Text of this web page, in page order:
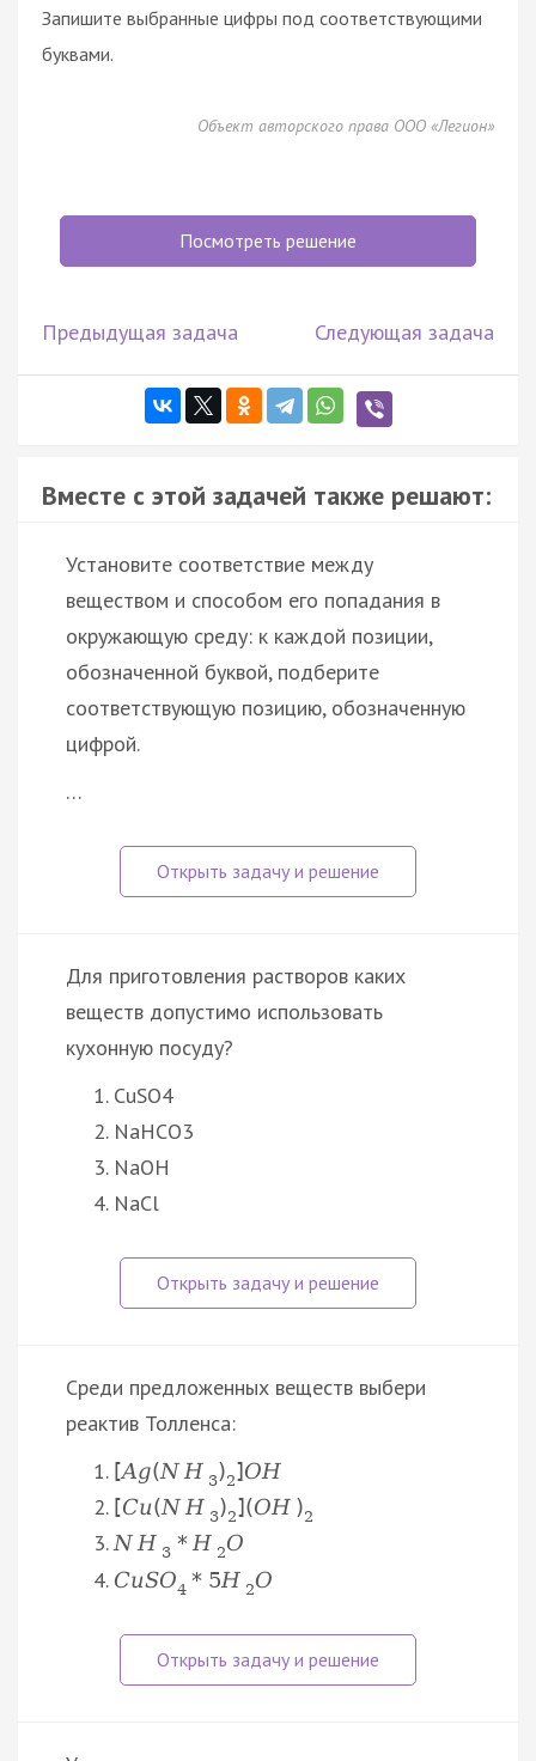
Запишите выбранные цифры под соответствующими
буквами.
Объект авторского права ООО «Легион»
Посмотреть решение
Предыдущая задача Следующая задача
Вместе с этой задачей также решают:
Установите соответствие между
веществом и способом его попадания в
окружающую среду: к каждой позиции,
обозначенной буквой, подберите
соответствующую позицию, обозначенную
цифрой.
…
Для приготовления растворов каких
веществ допустимо использовать
кухонную посуду?
CuSO4
NaHCO3
NaOH
NaCl
Среди предложенных веществ выбери
реактив Толленса:
[Ag(N H 3)2]OH
[Cu(N H 3)2](OH )2
NH 3 * H 2O
CuSO4 * 5H 2O